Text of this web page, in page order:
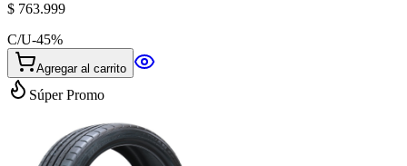
$ 763.999
C/U-45%
Agregar al carrito
Súper Promo